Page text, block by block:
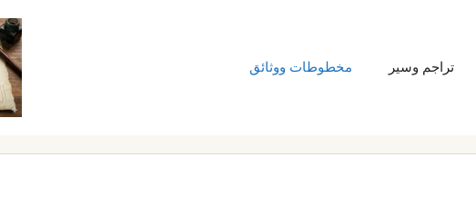
تراجم وسير مخطوطات ووثائق